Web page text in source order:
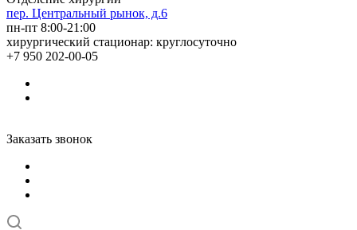
пер. Центральный рынок, д.6
пн-пт 8:00-21:00
хирургический стационар: круглосуточно
+7 950 202-00-05
Заказать звонок